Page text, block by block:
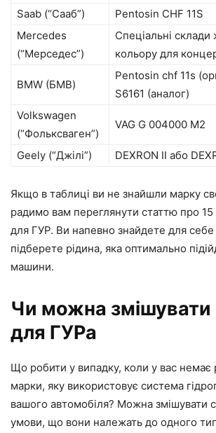
Saab (“Сааб”)
Pentosin CHF 11S
Mercedes
(“Мерседес”)
Спеціальні склади
кольору для
BMW (БМВ)
Pentosin chf 11s
S6161 (аналог)
Volkswagen
(“Фольксваген”)
VAG G 004000 М2
Geely (“Джілі”) DEXRON II або
Якщо в таблиці ви не знайшли марку
радимо вам переглянути статтю про
для ГУР. Ви напевно знайдете для себе
підберете рідина, яка оптимально
машини.
Чи можна змішувати
для ГУРа
Що робити у випадку, коли у вас немає
марки, яку використовує система
вашого автомобіля? Можна змішувати
умови, що вони належать до одного